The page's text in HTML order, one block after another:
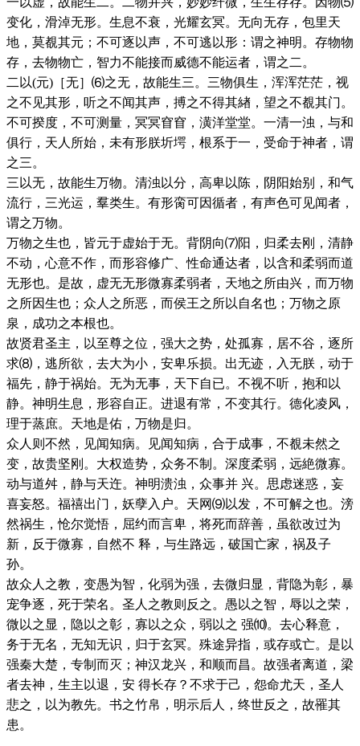
变化，滑淖无形。生息不衰，光耀玄冥。无向无存，包里天
地，莫覩其元；不可逐以声，不可逃以形：谓之神明。存物物
存，去物物亡，智力不能接而威德不能运者，谓之二。
二以(元)［无］⑹之无，故能生三。三物俱生，浑浑茫茫，视
之不见其形，听之不闻其声，搏之不得其緖，望之不覩其门。
不可揆度，不可测量，冥冥窅窅，潢洋堂堂。一清一浊，与和
俱行，天人所始，未有形朕圻堮，根系于一，受命于神者，谓
之三。
三以无，故能生万物。清浊以分，高卑以陈，阴阳始别，和气
流行，三光运，羣类生。有形脔可因循者，有声色可见闻者，
谓之万物。
万物之生也，皆元于虚始于无。背阴向⑺阳，归柔去刚，清静
不动，心意不作，而形容修广、性命通达者，以含和柔弱而道
无形也。是故，虚无无形微寡柔弱者，天地之所由兴，而万物
之所因生也；众人之所恶，而侯王之所以自名也；万物之原
泉，成功之本根也。
故贤君圣主，以至尊之位，强大之势，处孤寡，居不谷，逐所
求⑻，逃所欲，去大为小，安卑乐损。出无迹，入无朕，动于
福先，静于祸始。无为无事，天下自已。不视不听，抱和以
静。神明生息，形容自正。进退有常，不变其行。德化凌风，
理于蒸庶。天地是佑，万物是归。
众人则不然，见闻知病。见闻知病，合于成事，不覩未然之
变，故贵坚刚。大权造势，众务不制。深度柔弱，远絶微寡。
动与道舛，静与天迕。神明溃浊，众事并 兴。思虑迷惑，妄
喜妄怒。福禧出门，妖孽入户。天网⑼以发，不可解之也。滂
然祸生，怆尔觉悟，屈约而言卑，将死而辞善，虽欲改过为
新，反于微寡，自然不 释，与生路远，破国亡家，祸及子
孙。
故众人之教，变愚为智，化弱为强，去微归显，背隐为彰，暴
宠争逐，死于荣名。圣人之教则反之。愚以之智，辱以之荣，
微以之显，隐以之彰，寡以之众，弱以之 强⑽。去心释意，
务于无名，无知无识，归于玄冥。殊途异指，或存或亡。是以
强秦大楚，专制而灭；神汉龙兴，和顺而昌。故强者离道，梁
者去神，生主以退，安 得长存？不求于己，怨命尤天，圣人
悲之，以为教先。书之竹帛，明示后人，终世反之，故罹其
患。